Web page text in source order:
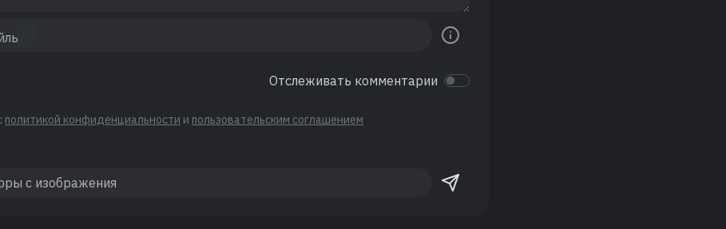
Отслеживать комментарии
политикой конфиденциальности и пользовательским соглашением